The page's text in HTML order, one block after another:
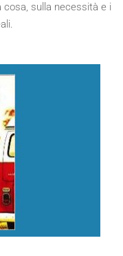
sulla necessità e i